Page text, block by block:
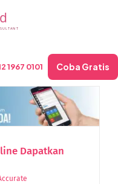
1967 0101 Coba Gratis
Dapatkan